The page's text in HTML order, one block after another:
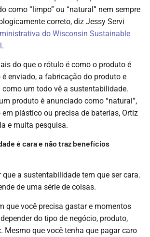
como “limpo” ou “natural” nem sempre
correto, diz Jessy Servi
do Wisconsin Sustainable
.
do que o rótulo é como o produto é
enviado, a fabricação do produto e
como um todo vê a sustentabilidade.
produto é anunciado como “natural”,
plástico ou precisa de baterias, Ortiz
e muita pesquisa.
é cara e não traz benefícios
que a sustentabilidade tem que ser cara.
de uma série de coisas.
que você precisa gastar e momentos
do tipo de negócio, produto,
Mesmo que você tenha que pagar caro